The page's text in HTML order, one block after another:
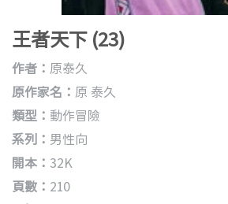
王者天下 (23)
作者： 原泰久
原作家名： 原 泰久
類型： 動作冒險
系列： 男性向
開本： 32K
頁數： 210